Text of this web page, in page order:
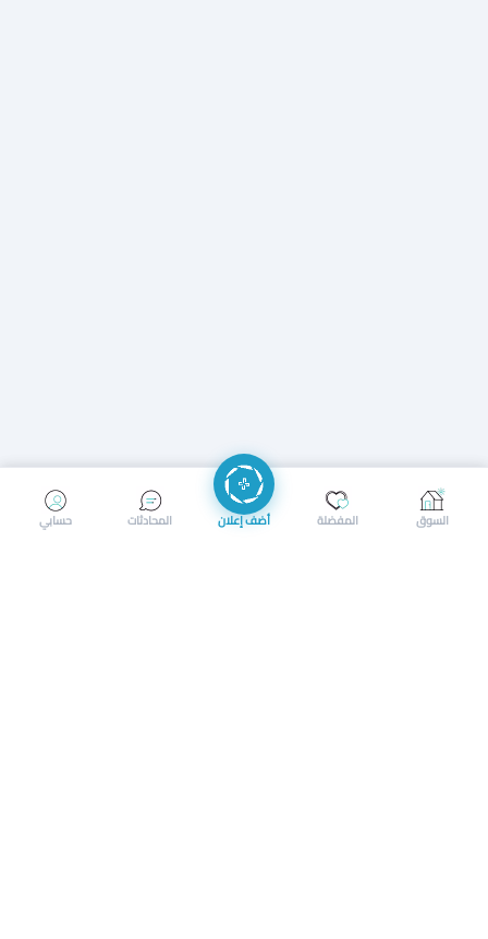
إرسال رسالة إجراء مكالمة
حسابي المحادثات أضف إعلان المفضلة السوق